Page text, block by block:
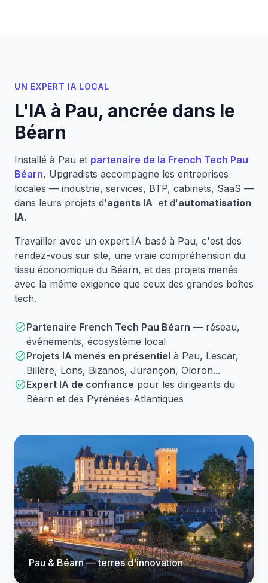
UN EXPERT IA LOCAL
L'IA à Pau, ancrée dans le
Béarn
Installé à Pau et partenaire de la French Tech Pau
Béarn, Upgradists accompagne les entreprises
locales — industrie, services, BTP, cabinets, SaaS —
dans leurs projets d'agents IA et d'automatisation
IA.
Travailler avec un expert IA basé à Pau, c'est des
rendez-vous sur site, une vraie compréhension du
tissu économique du Béarn, et des projets menés
avec la même exigence que ceux des grandes boîtes
tech.
Partenaire French Tech Pau Béarn — réseau,
événements, écosystème local
Projets IA menés en présentiel à Pau, Lescar,
Billère, Lons, Bizanos, Jurançon, Oloron...
Expert IA de confiance pour les dirigeants du
Béarn et des Pyrénées-Atlantiques
Pau & Béarn — terres d'innovation